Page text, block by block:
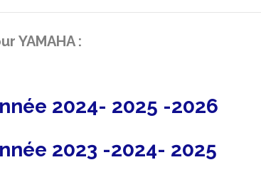
YAMAHA :
2024- 2025 -2026
2023 -2024- 2025